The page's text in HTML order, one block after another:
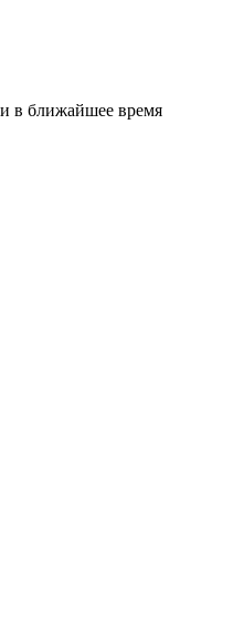
в ближайшее время